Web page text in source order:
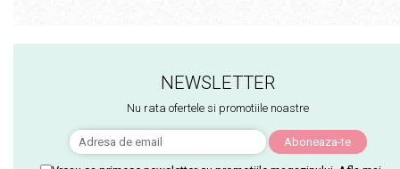
NEWSLETTER
Nu rata ofertele si promotiile noastre